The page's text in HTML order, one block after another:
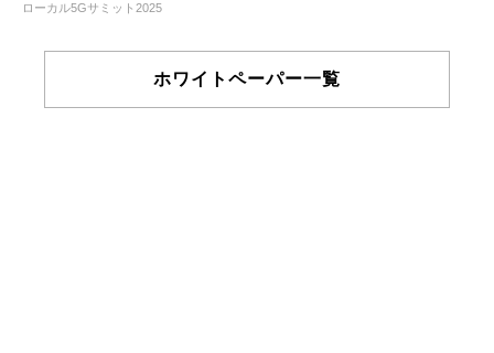
ローカル5Gサミット2025
ホワイトペーパー一覧